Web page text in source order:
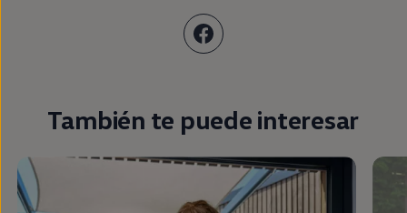
También te puede interesar